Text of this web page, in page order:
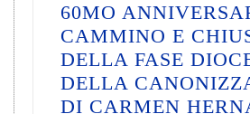
60MO
CAMMINO E
DELLA FASE
DELLA
DI CARMEN